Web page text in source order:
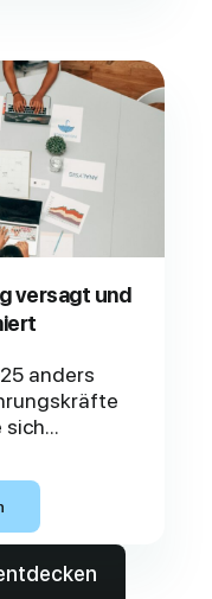
versagt und
anders